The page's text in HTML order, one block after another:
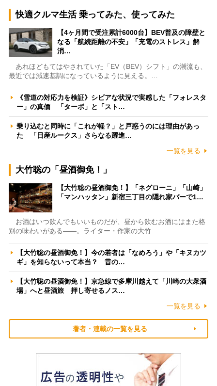
快適クルマ生活 乗ってみた、使ってみた
【4ヶ月間で受注累計6000台】BEV普及の障壁と
なる「航続距離の不安」「充電のストレス」解
消…
あれほどもてはやされていた「EV（BEV）シフト」の潮流も、
最近では減速基調になっているように見える。…
《雪道の対応力を検証》シビアな状況で実感した「フォレスタ
ー」の真価 「ターボ」と「スト…
乗り込むと同時に「これが軽？」と戸惑うのには理由があっ
た 「日産ルークス」さらなる躍進…
一覧を見る
大竹聡の「昼酒御免！」
【大竹聡の昼酒御免！】「ネグローニ」「山崎」
「マンハッタン」新宿三丁目の隠れ家バーで1…
お酒はいつ飲んでもいいものだが、昼から飲むお酒にはまた格
別の味わいがある――。ライター・作家の大竹…
【大竹聡の昼酒御免！】今の若者は「なめろう」や「キヌカツ
ギ」を知らないって本当？ 昔の…
【大竹聡の昼酒御免！】京急線で多摩川越えて「川崎の大衆酒
場」へと昼酒旅 押し寄せるノス…
一覧を見る
著者・連載の一覧を見る